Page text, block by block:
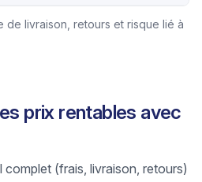
livraison, retours et risque lié à
prix rentables avec
complet (frais, livraison, retours)